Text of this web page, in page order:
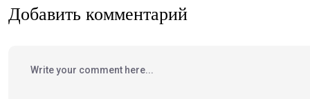
Добавить комментарий